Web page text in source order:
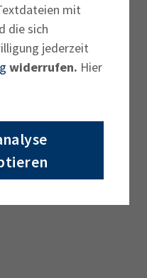
mit
die sich
jederzeit
widerrufen. Hier